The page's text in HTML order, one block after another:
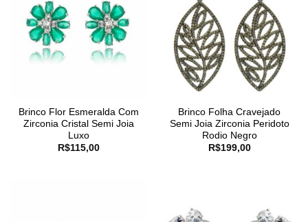
Brinco Flor Esmeralda Com
Zirconia Cristal Semi Joia
Luxo
R$115,00
Brinco Folha Cravejado
Semi Joia Zirconia Peridoto
Rodio Negro
R$199,00